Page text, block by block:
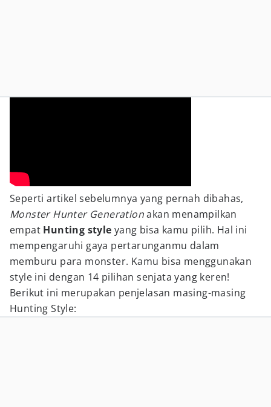
Seperti artikel sebelumnya yang pernah dibahas,
Monster Hunter Generationakan menampilkan
empat Hunting style yang bisa kamu pilih. Hal ini
mempengaruhi gaya pertarunganmu dalam
memburu para monster. Kamu bisa menggunakan
style ini dengan 14 pilihan senjata yang keren!
Berikut ini merupakan penjelasan masing-masing
Hunting Style: